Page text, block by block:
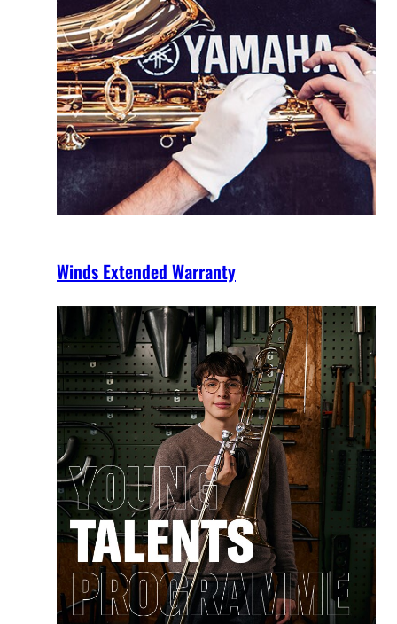
Winds Extended Warranty